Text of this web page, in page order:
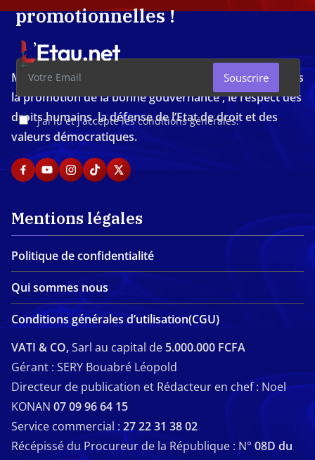
promotionnelles !
J'ai lu et j'accepte les conditions générales.
Souscrire
Média d'investigation ivoirien résolument engagé dans
la promotion de la bonne gouvernance , le respect des
droits humains, la défense de l’Etat de droit et des
valeurs démocratiques.
Mentions légales
Politique de confidentialité
Qui sommes nous
Conditions générales d’utilisation(CGU)
VATI & CO,Sarl au capital de 5.000.000 FCFA
Gérant : SERY Bouabré Léopold
Directeur de publication et Rédacteur en chef : Noel
KONAN 07 09 96 64 15
Service commercial :27 22 31 38 02
Récépissé du Procureur de la République : N° 08D du